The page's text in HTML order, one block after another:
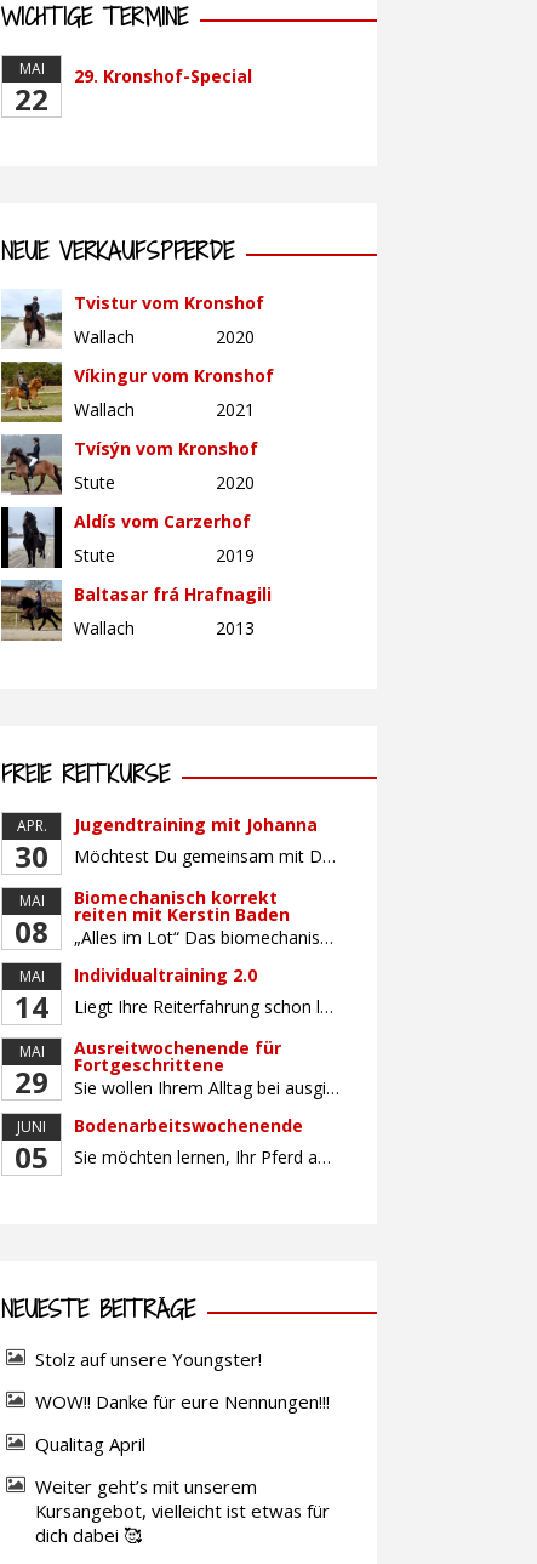
WICHTIGE TERMINE
MAI
22
29. Kronshof-Special
NEUE VERKAUFSPFERDE
Tvistur vom Kronshof
Wallach
2020
Víkingur vom Kronshof
Wallach
2021
Tvísýn vom Kronshof
Stute
2020
Aldís vom Carzerhof
Stute
2019
Baltasar frá Hrafnagili
Wallach
2013
FREIE REITKURSE
APR.
30
Jugendtraining mit Johanna
Möchtest Du gemeinsam mit Deinem Pferd sicherer und selbstbewusster Reiten, Dich mit gleichaltrigen Teilnehmern (Alter: 9-16 Jahre) austauschen und Dich vielleicht auch auf ein Turnier vorbereiten? Dann bietet Dir dieser Kurs die perfekte Gelegenheit, mit Deinem Pferd gemeinsam zu wachsen und an Sitz, Hilfengebung und Turnierroutine zu arbeiten. Der Unterricht findet in Gruppen von bis […]
MAI
08
Biomechanisch korrekt
reiten mit Kerstin Baden
„Alles im Lot“ Das biomechanisch korrekte Reiten vereint viele wichtige Erkenntnisse der Reitkunst und der Physiologie von Pferd und Reiter miteinander. Ziel ist die größtmögliche Symmetrie des Reiters, denn erst wenn „alles im Lot“ ist, kann das Pferd den Reiter ausbalanciert und losgelassen tragen. Dafür muss der Reiter lernen, die Reaktionen seines Pferdes auf seinen […]
MAI
14
Individualtraining 2.0
Liegt Ihre Reiterfahrung schon länger zurück oder fühlen Sie sich noch nicht richtig fit? Oder sind Sie bereits ein sicherer Reiter und freuen sich auf weiterführenden Unterricht? Training für Reiter:innen mit unterschiedlicher Reiterfahrung, auf die Wünsche und Kenntnisse des Einzelnen abgestimmt. Ein abwechslungsreiches Programm mit individuellem Reitunterricht mit unterschiedlichen Schwerpunkten und für Fortgeschrittene auch mit […]
MAI
29
Ausreitwochenende für
Fortgeschrittene
Sie wollen Ihrem Alltag bei ausgiebigen Ritten durch unser wunderschönes Gelände entfliehen? Dann ist das Ausreitwochenende genau das Richtige. Geübte und sichere Reiter und Reiterinnen genießen die herrliche Natur unter erfahrener Rittführung. Teilnahme mit Leih- oder eigenem Pferd möglich. Mindestteilnehmerzahl: 5 Personen
JUNI
05
Bodenarbeitswochenende
Sie möchten lernen, Ihr Pferd am Boden gezielt zu gymnastizieren und durch feine Kommunikation zu führen? Dieser Kurs vermittelt, wie gezieltes und korrektes Longieren zur gymnastizierenden Arbeit mit dem Pferd beitragen. Wir arbeiten mit Hilfe eines Kappzaums – ohne Ausbinder oder andere Hilfszügel. Im Mittelpunkt stehen feine Kommunikation, klare Körpersprache und präzise Hilfengebung mit dem […]
NEUESTE BEITRÄGE
Stolz auf unsere Youngster!
WOW!! Danke für eure Nennungen!!!
Qualitag April
Weiter geht’s mit unserem
Kursangebot, vielleicht ist etwas für
dich dabei 🥰